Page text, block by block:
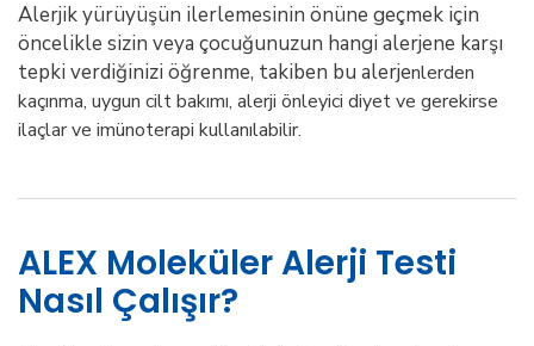
Alerjik yürüyüşün ilerlemesinin önüne geçmek için
öncelikle sizin veya çocuğunuzun hangi alerjene karşı
tepki verdiğinizi öğrenme, takiben bu alerjenlerden
kaçınma, uygun cilt bakımı, alerji önleyici diyet ve gerekirse
ilaçlar ve imünoterapi kullanılabilir.
ALEX Moleküler Alerji Testi
Nasıl Çalışır?